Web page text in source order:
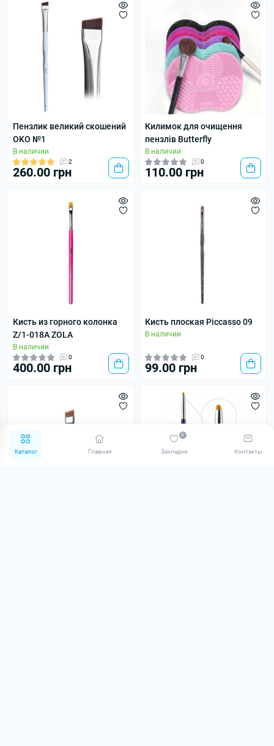
Каталог Главная Закладки
0
Контакты
Пензлик великий скошений
OKO №1
В наличии
2
260.00 грн
Килимок для очищення
пензлів Butterfly
В наличии
0
110.00 грн
Кисть из горного колонка
Z/1-018A ZOLA
В наличии
0
400.00 грн
Кисть плоская Piccasso 09
В наличии
0
99.00 грн